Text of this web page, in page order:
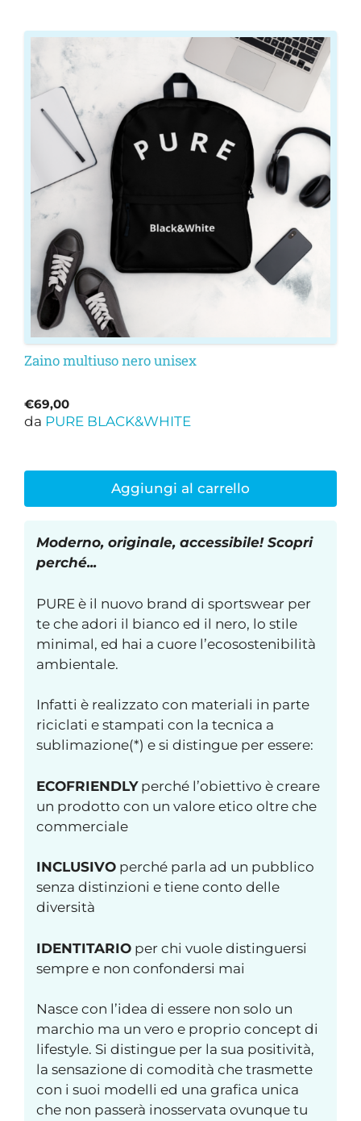
Zaino multiuso nero unisex
€69,00
da PURE BLACK&WHITE
Aggiungi al carrello
Moderno, originale, accessibile! Scopri
perché...
PURE è il nuovo brand di sportswear per
te che adori il bianco ed il nero, lo stile
minimal, ed hai a cuore l’ecosostenibilità
ambientale.
Infatti è realizzato con materiali in parte
riciclati e stampati con la tecnica a
sublimazione(*) e si distingue per essere:
ECOFRIENDLYperché l’obiettivo è creare
un prodotto con un valore etico oltre che
commerciale
INCLUSIVO perché parla ad un pubblico
senza distinzioni e tiene conto delle
diversità
IDENTITARIO per chi vuole distinguersi
sempre e non confondersi mai
Nasce con l’idea di essere non solo un
marchio ma un vero e proprio concept di
lifestyle. Si distingue per la sua positività,
la sensazione di comodità che trasmette
con i suoi modelli ed una grafica unica
che non passerà inosservata ovunque tu